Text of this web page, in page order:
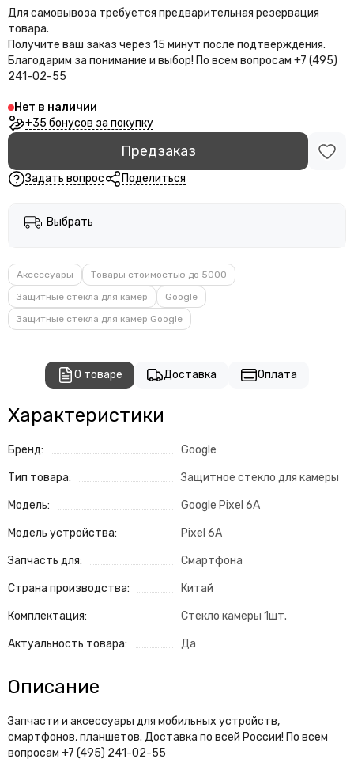
Для самовывоза требуется предварительная резервация
товара.
Получите ваш заказ через 15 минут после подтверждения.
Благодарим за понимание и выбор! По всем вопросам +7 (495)
241-02-55
Нет в наличии
+35 бонусов за покупку
Предзаказ
Задать вопрос Поделиться
Выбрать
Аксессуары
Товары стоимостью до 5000
Защитные стекла для камер
Google
Защитные стекла для камер Google
О товаре Доставка Оплата
Характеристики
Бренд: Google
Тип товара: Защитное стекло для камеры
Модель: Google Pixel 6A
Модель устройства: Pixel 6A
Запчасть для: Смартфона
Страна производства: Китай
Комплектация: Стекло камеры 1шт.
Актуальность товара: Да
Описание
Запчасти и аксессуары для мобильных устройств,
смартфонов, планшетов. Доставка по всей России! По всем
вопросам +7 (495) 241-02-55